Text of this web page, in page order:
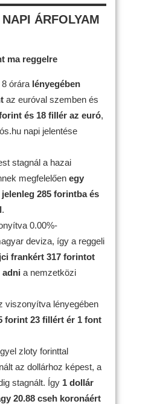
ÁRFOLYAM
ma reggelre
8 órára lényegében
az euróval szemben és
és 18 fillér az euró,
napi jelentése
stagnál a hazai
megfelelően egy
285 forintba és
.
0.00%-
deviza, így a reggeli
frankért 317 forintot
adni a nemzetközi
viszonyítva lényegében
forint 23 fillért ér 1 font
zloty forinttal
az dollárhoz képest, a
stagnált. Így 1 dollár
20.88 cseh koronáért